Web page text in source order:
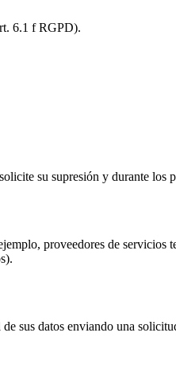
6.1 f RGPD).
su supresión y durante los
proveedores de
de sus datos enviando una